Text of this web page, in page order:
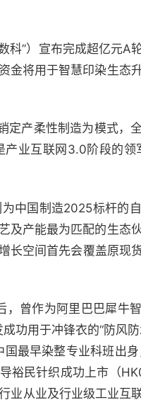
”）宣布完成超亿元A
金将用于智慧印染生态
产柔性制造为模式，
产业互联网3.0阶段的领
中国制造2025标杆的
及产能最为匹配的生态
长空间首先会覆盖原现
，曾作为 阿里巴巴犀牛
功用于冲锋衣的“防风
最早染整专业科班出
裕民针织成功上市（
从业及行业级工业互